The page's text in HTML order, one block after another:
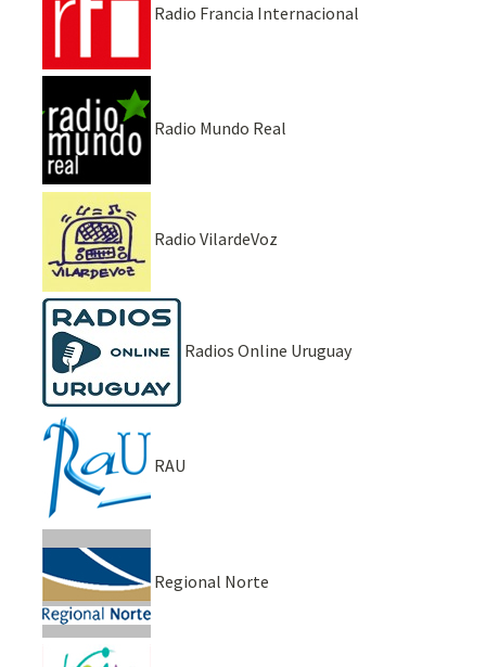
Radio Francia Internacional
Radio Mundo Real
Radio VilardeVoz
Radios Online Uruguay
RAU
Regional Norte